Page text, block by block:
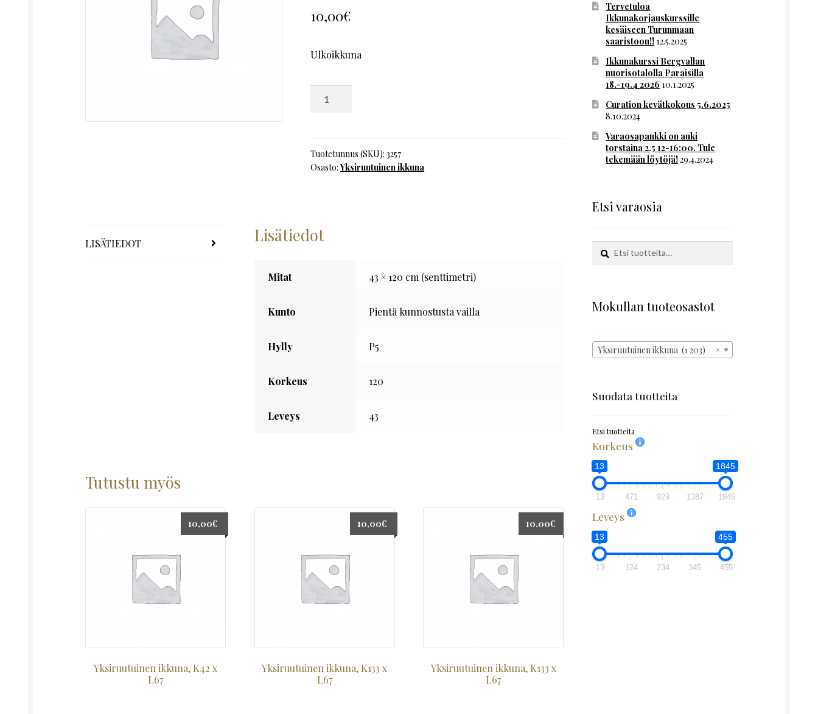
10,00€
Ulkoikkuna
L43
määrä
Tuotetunnus (SKU):3257
Osasto:Yksiruutuinen ikkuna
LISÄTIEDOT Lisätiedot
Mitat 43 × 120 cm (senttimetri)
Kunto Pientä kunnostusta vailla
Hylly P5
Korkeus 120
Leveys 43
Tutustu myös
Yksiruutuinen ikkuna, K42 x
L67
10,00€
Yksiruutuinen ikkuna, K133 x
L67
10,00€
Yksiruutuinen ikkuna, K133 x
L67
10,00€
Tervetuloa
Ikkunakorjauskurssille
kesäiseen Turunmaan
saaristoon!! 12.5.2025
Ikkunakurssi Bergvallan
nuorisotalolla Paraisilla
18.-19.4 2026 10.1.2025
Curation kevätkokous 5.6.2025
8.10.2024
Varaosapankki on auki
torstaina 2.5 12-16:00. Tule
tekemään löytöjä!29.4.2024
Etsi varaosia
Etsi:
Haku
Mokullan tuoteosastot
×
Yksiruutuinen ikkuna (1 203)
Suodata tuotteita
Etsi tuotteita
Korkeus
13 1845
13 471 929 1387 1845
Leveys
13 455
13 124 234 345 455